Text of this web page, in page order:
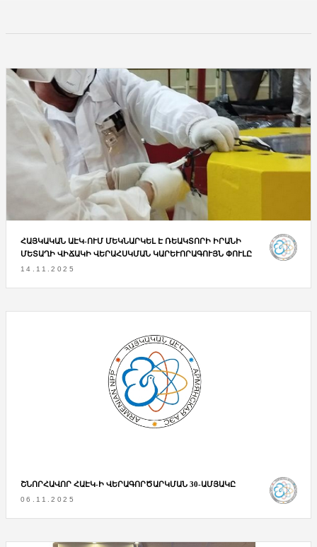
ՀԱՅԿԱԿԱՆ ԱԷԿ-ՈՒՄ ՄԵԿՆԱՐԿԵԼ Է ՌԵԱԿՏՈՐԻ ԻՐԱՆԻ
ՄԵՏԱՂԻ ՎԻՃԱԿԻ ՎԵՐԱՀՍԿՄԱՆ ԿԱՐԵՒՈՐԱԳՈՒՅՆ ՓՈՒԼԸ
14.11.2025
ՇՆՈՐՀԱՎՈՐ ՀԱԷԿ-Ի ՎԵՐԱԳՈՐԾԱՐԿՄԱՆ 30-ԱՄՅԱԿԸ
06.11.2025